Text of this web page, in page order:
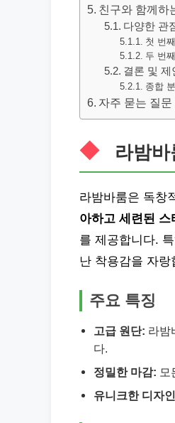
친구와 함께하
다양한 관
첫 번
두 번
결론 및 제
종합
자주 묻는 질문
라밤바
라밤바룸은 독창
아하고 세련된 스
를 제공합니다.
난 착용감을 자랑
주요 특징
고급 원단: 라밤
다.
정밀한 마감: 모
유니크한 디자